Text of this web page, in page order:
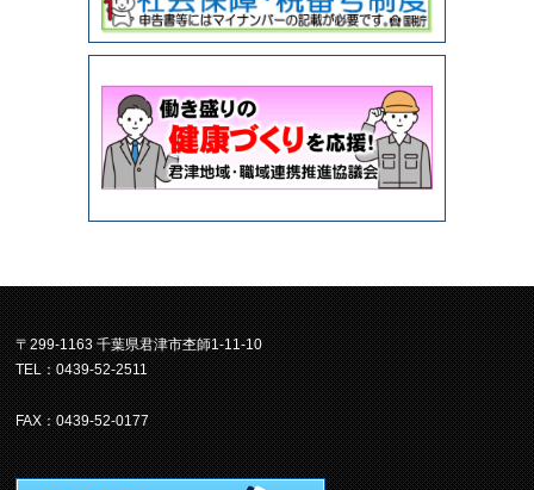
〒299-1163 千葉県君津市杢師1-11-10
TEL：0439-52-2511
FAX：0439-52-0177